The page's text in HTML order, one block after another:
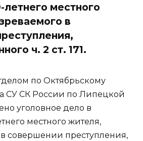
местного
в
ч. 2 ст. 171.
по Октябрьскому
СУ СК России по Липецкой
уголовное дело в
местного жителя,
совершении преступления,